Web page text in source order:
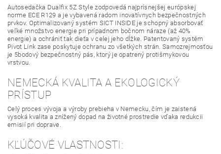
Autosedačka Dualfix 5Z Style zodpovedá najprísnejšej európskej
norme ECE R129 a je vybavená radom inovatívnych bezpečnostných
prvkov. Optimalizovaný systém SICT INSIDE je schopný absorbovať
veľké množstvo energie pri prípadnom bočnom náraze (až 40%
energie) a ochrániť tak dieťa v celej jeho dĺžke. Patentovaný systém
Pivot Link zase poskytuje ochranu zo všetkých strán. Samozrejmosťou
je 5bodový bezpečnostný pás, ktorý je opatrený protišmykovou
vrstvou.
NEMECKÁ KVALITA A EKOLOGICKÝ
PRÍSTUP
Celý proces vývoja a výroby prebieha v Nemecku, čím je zaistená
vysoká kvalita a znížený dopad na životné prostredie vďaka redukcii
emisií pri doprave.
KĽÚČOVÉ VLASTNOSTI: